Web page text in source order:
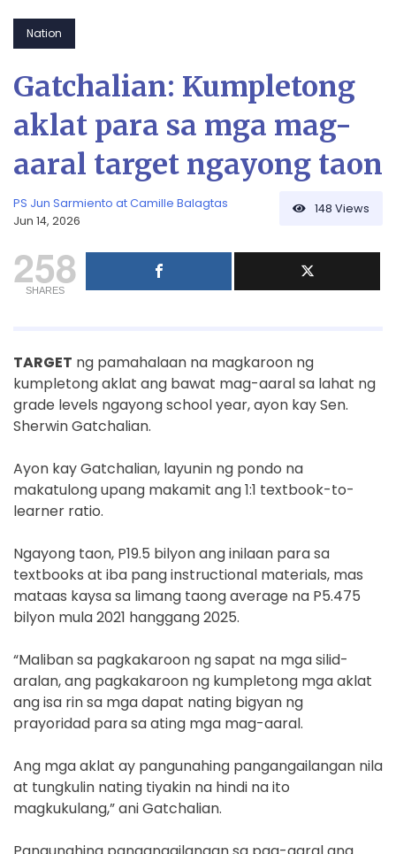
Nation
Gatchalian: Kumpletong
aklat para sa mga mag-
aaral target ngayong taon
PS Jun Sarmiento at Camille Balagtas
Jun 14, 2026
148 Views
258
SHARES
TARGET ng pamahalaan na magkaroon ng
kumpletong aklat ang bawat mag-aaral sa lahat ng
grade levels ngayong school year, ayon kay Sen.
Sherwin Gatchalian.
Ayon kay Gatchalian, layunin ng pondo na
makatulong upang makamit ang 1:1 textbook-to-
learner ratio.
Ngayong taon, P19.5 bilyon ang inilaan para sa
textbooks at iba pang instructional materials, mas
mataas kaysa sa limang taong average na P5.475
bilyon mula 2021 hanggang 2025.
“Maliban sa pagkakaroon ng sapat na mga silid-
aralan, ang pagkakaroon ng kumpletong mga aklat
ang isa rin sa mga dapat nating bigyan ng
prayoridad para sa ating mga mag-aaral.
Ang mga aklat ay pangunahing pangangailangan nila
at tungkulin nating tiyakin na hindi na ito
magkukulang,” ani Gatchalian.